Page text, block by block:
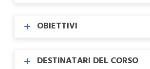
OBIETTIVI
DESTINATARI DEL CORSO